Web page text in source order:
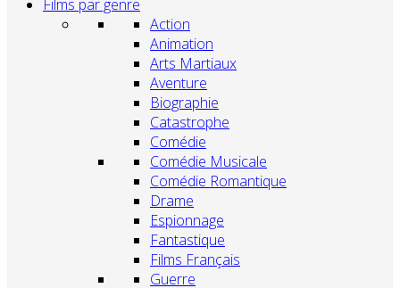
Films par genre
Action
Animation
Arts Martiaux
Aventure
Biographie
Catastrophe
Comédie
Comédie Musicale
Comédie Romantique
Drame
Espionnage
Fantastique
Films Français
Guerre